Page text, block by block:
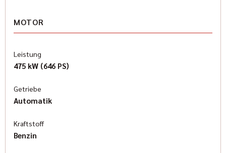
MOTOR
Leistung
475 kW (646 PS)
Getriebe
Automatik
Kraftstoff
Benzin